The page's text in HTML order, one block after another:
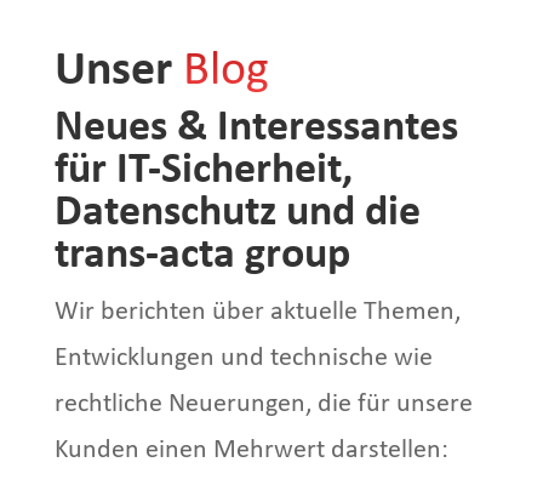
Unser Blog
Neues & Interessantes
für IT-Sicherheit,
Datenschutz und die
trans-acta group
Wir berichten über aktuelle Themen,
Entwicklungen und technische wie
rechtliche Neuerungen, die für unsere
Kunden einen Mehrwert darstellen: